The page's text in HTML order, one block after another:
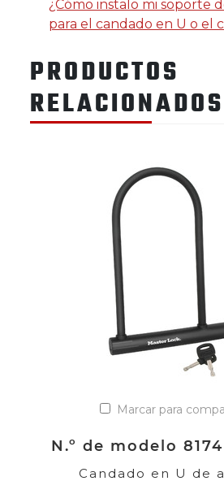
¿Cómo instalo mi soporte
para el candado en U o el
PRODUCTOS
RELACIONADOS
Marcar para
N.º de modelo
Candado en U de